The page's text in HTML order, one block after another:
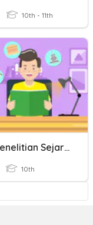
10th - 11th
Kuis Penelitian Sejarah
10th